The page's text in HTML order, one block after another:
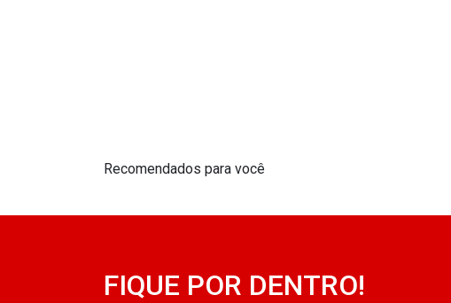
Recomendados para você
FIQUE POR DENTRO!